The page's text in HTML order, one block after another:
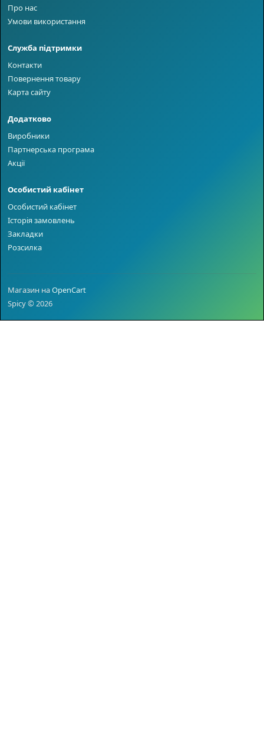
Про нас
Умови використання
Служба підтримки
Контакти
Повернення товару
Карта сайту
Додатково
Виробники
Партнерська програма
Акції
Особистий кабінет
Особистий кабінет
Історія замовлень
Закладки
Розсилка
Магазин наOpenCart
Spicy © 2026